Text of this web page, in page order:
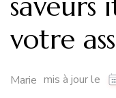
votre
Marie mis à jour le